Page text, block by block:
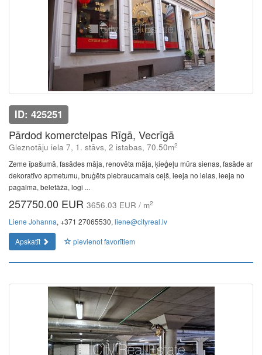
ID: 425251
Pārdod komerctelpas Rīgā, Vecrīgā
Gleznotāju iela 7, 1. stāvs, 2 istabas, 70.50m2
Zeme īpašumā, fasādes māja, renovēta māja, ķieģeļu mūra sienas, fasāde ar
dekoratīvo apmetumu, bruģēts piebraucamais ceļš, ieeja no ielas, ieeja no
pagalma, beletāža, logi ...
257750.00 EUR 3656.03 EUR / m2
Liene Johanna, +371 27065530, liene@cityreal.lv
Apskatīt
pievienot favorītiem